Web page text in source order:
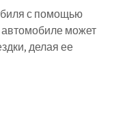
с помощью
может
делая ее